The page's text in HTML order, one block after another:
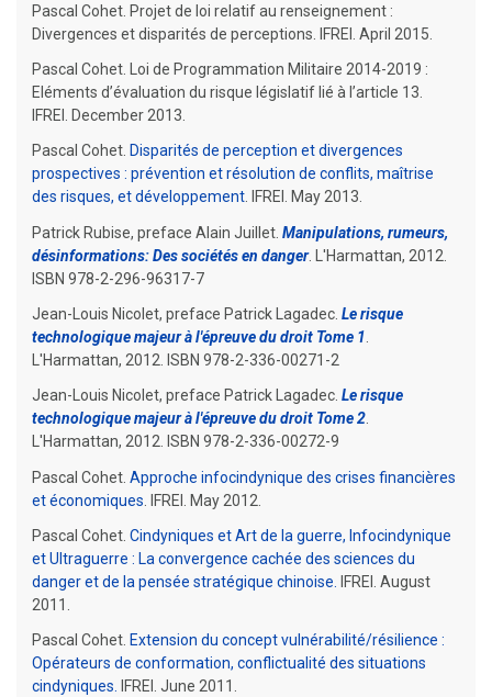
Pascal Cohet. Projet de loi relatif au renseignement :
Divergences et disparités de perceptions. IFREI. April 2015.
Pascal Cohet. Loi de Programmation Militaire 2014-2019 :
Eléments d’évaluation du risque législatif lié à l’article 13.
IFREI. December 2013.
Pascal Cohet. Disparités de perception et divergences
prospectives : prévention et résolution de conflits, maîtrise
des risques, et développement. IFREI. May 2013.
Patrick Rubise, preface Alain Juillet. Manipulations, rumeurs,
désinformations: Des sociétés en danger. L'Harmattan, 2012.
ISBN 978-2-296-96317-7
Jean-Louis Nicolet, preface Patrick Lagadec. Le risque
technologique majeur à l'épreuve du droit Tome 1
L'Harmattan, 2012. ISBN 978-2-336-00271-2
Jean-Louis Nicolet, preface Patrick Lagadec. Le risque
technologique majeur à l'épreuve du droit Tome 2.
L'Harmattan, 2012. ISBN 978-2-336-00272-9
Pascal Cohet. Approche infocindynique des crises financières
et économiques . IFREI. May 2012.
Pascal Cohet. Cindyniques et Art de la guerre, Infocindynique
et Ultraguerre : La convergence cachée des sciences du
danger et de la pensée stratégique chinoise.
IFREI. August
2011.
Pascal Cohet. Extension du concept vulnérabilité/résilience :
Opérateurs de conformation, conflictualité des situations
cindyniques. IFREI. June 2011.